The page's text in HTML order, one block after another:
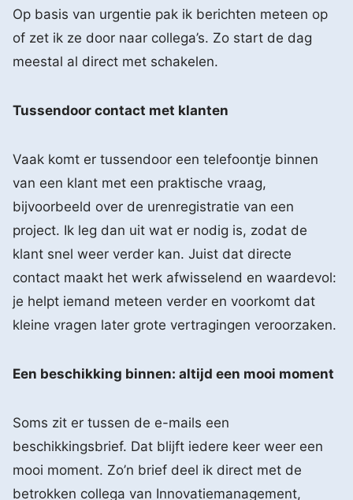
Op basis van urgentie pak ik berichten meteen op
of zet ik ze door naar collega’s. Zo start de dag
meestal al direct met schakelen.
Tussendoor contact met klanten
Vaak komt er tussendoor een telefoontje binnen
van een klant met een praktische vraag,
bijvoorbeeld over de urenregistratie van een
project. Ik leg dan uit wat er nodig is, zodat de
klant snel weer verder kan. Juist dat directe
contact maakt het werk afwisselend en waardevol:
je helpt iemand meteen verder en voorkomt dat
kleine vragen later grote vertragingen veroorzaken.
Een beschikking binnen: altijd een mooi moment
Soms zit er tussen de e-mails een
beschikkingsbrief. Dat blijft iedere keer weer een
mooi moment. Zo’n brief deel ik direct met de
betrokken collega van Innovatiemanagement,